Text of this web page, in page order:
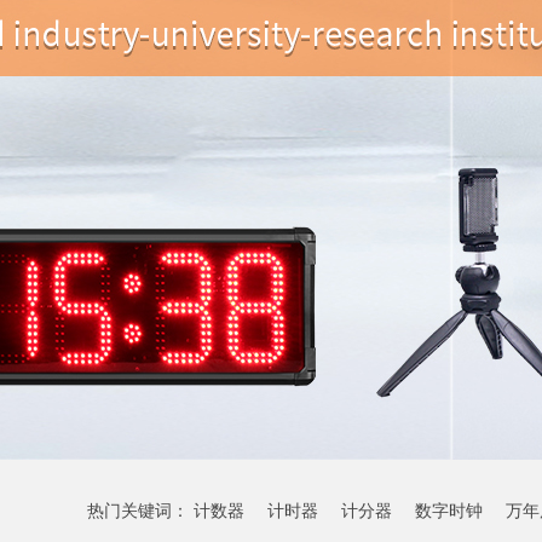
热门关键词： 计数器 计时器 计分器 数字时钟 万